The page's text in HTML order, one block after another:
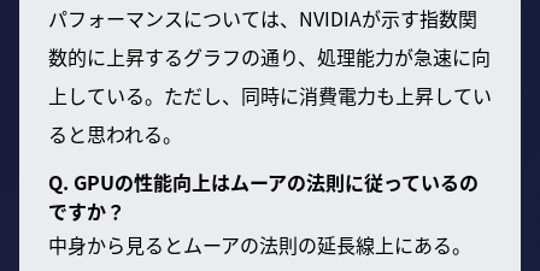
パフォーマンスについては、NVIDIAが示す指数関
数的に上昇するグラフの通り、処理能力が急速に向
上している。ただし、同時に消費電力も上昇してい
ると思われる。
Q. GPUの性能向上はムーアの法則に従っているの
ですか？
中身から見るとムーアの法則の延長線上にある。